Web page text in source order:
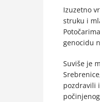
Izuzetno
struku i
genocidu
Suviše je
pozdravili